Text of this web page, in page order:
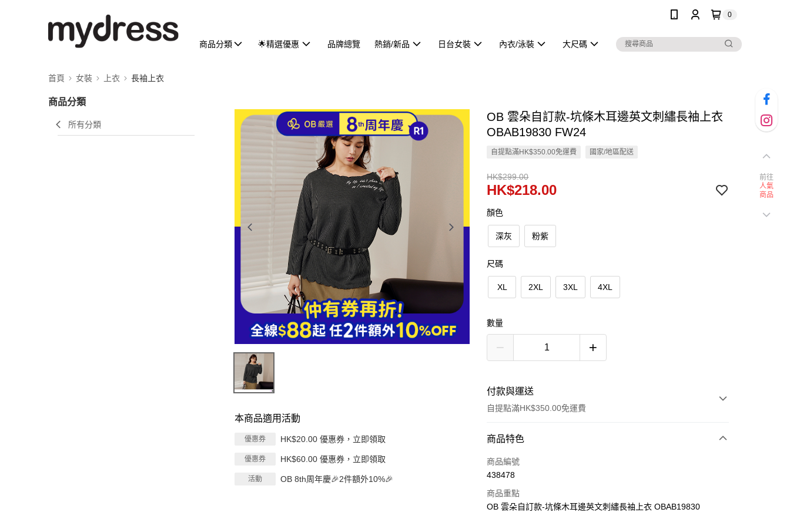
0
商品分類 🌟精選優惠 品牌總覽 熱銷/新品 日台女裝 內衣/泳裝 大尺碼
首頁 女裝 上衣 長袖上衣
商品分類
所有分類
本商品適用活動
優惠券 HK$20.00 優惠券，立即領取
優惠券 HK$60.00 優惠券，立即領取
活動 OB 8th周年慶🎉2件額外10%🎉
OB 雲朵自訂款-坑條木耳邊英文刺繡長袖上衣
OBAB19830 FW24
自提點滿HK$350.00免運費 國家/地區配送
HK$299.00
HK$218.00
顏色
深灰 粉紫
尺碼
XL 2XL 3XL 4XL
數量
付款與運送
自提點滿HK$350.00免運費
付款方式
信用卡
AlipayHK
商品特色
商品編號
438478
商品重點
OB 雲朵自訂款-坑條木耳邊英文刺繡長袖上衣 OBAB19830
前往
人氣
商品